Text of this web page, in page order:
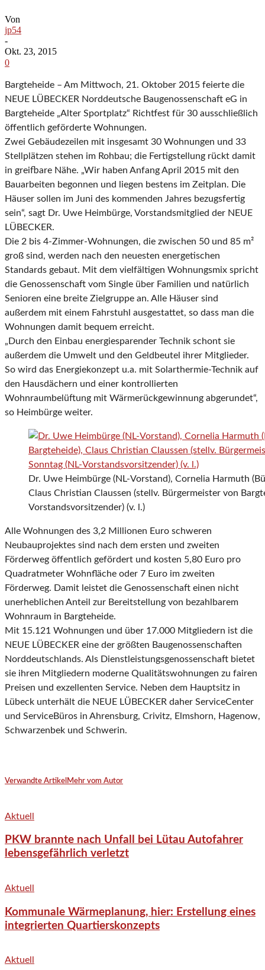
Von
jp54
-
Okt. 23, 2015
0
Bargteheide – Am Mittwoch, 21. Oktober 2015 feierte die
NEUE LÜBECKER Norddeutsche Baugenossenschaft eG in
Bargteheide „Alter Sportplatz“ Richtfest für 30 ausschließlich
öffentlich geförderte Wohnungen.
Zwei Gebäudezeilen mit insgesamt 30 Wohnungen und 33
Stellplätzen stehen im Rohbau; die Fertigstellung rückt damit
in greifbare Nähe. „Wir haben Anfang April 2015 mit den
Bauarbeiten begonnen und liegen bestens im Zeitplan. Die
Häuser sollen im Juni des kommenden Jahres bezugsfertig
sein“, sagt Dr. Uwe Heimbürge, Vorstandsmitglied der NEUE
LÜBECKER.
Die 2 bis 4-Zimmer-Wohnungen, die zwischen 50 und 85 m²
groß sind, werden nach den neuesten energetischen
Standards gebaut. Mit dem vielfältigen Wohnungsmix spricht
die Genossenschaft vom Single über Familien und natürlich
Senioren eine breite Zielgruppe an. Alle Häuser sind
außerdem mit einem Fahrstuhl ausgestattet, so dass man die
Wohnungen damit bequem erreicht.
„Durch den Einbau energiesparender Technik schont sie
außerdem die Umwelt und den Geldbeutel ihrer Mitglieder.
So wird das Energiekonzept u.a. mit Solarthermie-Technik auf
den Hausdächern und einer kontrollierten
Wohnraumbelüftung mit Wärmerückgewinnung abgerundet“,
so Heimbürge weiter.
Dr. Uwe Heimbürge (NL-Vorstand), Cornelia Harmuth
Claus Christian Claussen (stellv. Bürgermeister von
Vorstandsvorsitzender) (v. l.)
Alle Wohnungen des 3,2 Millionen Euro schweren
Neubauprojektes sind nach dem ersten und zweiten
Förderweg öffentlich gefördert und kosten 5,80 Euro pro
Quadratmeter Wohnfläche oder 7 Euro im zweiten
Förderweg. Damit leistet die Genossenschaft einen nicht
unerheblichen Anteil zur Bereitstellung von bezahlbarem
Wohnraum in Bargteheide.
Mit 15.121 Wohnungen und über 17.000 Mitgliedern ist die
NEUE LÜBECKER eine der größten Baugenossenschaften
Norddeutschlands. Als Dienstleistungsgenossenschaft bietet
sie ihren Mitgliedern moderne Qualitätswohnungen zu fairen
Preisen und exzellenten Service. Neben dem Hauptsitz in
Lübeck unterhält die NEUE LÜBECKER daher ServiceCenter
und ServiceBüros in Ahrensburg, Crivitz, Elmshorn, Hagenow,
Schwarzenbek und Schwerin.
Verwandte Artikel Mehr vom Autor
Aktuell
PKW brannte nach Unfall bei Lütau Autofahrer
lebensgefährlich verletzt
Aktuell
Kommunale Wärmeplanung, hier: Erstellung eines
integrierten Quartierskonzepts
Aktuell